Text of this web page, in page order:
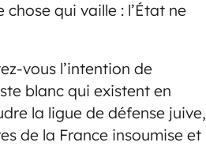
qui vaille : l’État ne
vous l’intention de
blanc qui existent en
la ligue de défense juive,
de la France insoumise et